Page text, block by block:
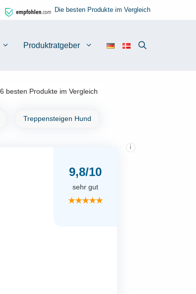
Die besten Produkte im Vergleich
Produktratgeber
besten Produkte im Vergleich
Treppensteigen Hund
9,8/10
i
sehr gut
★★★★★